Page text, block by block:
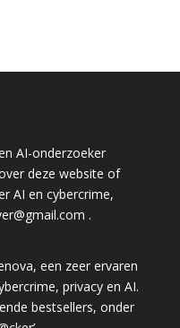
AI-onderzoeker
deze website of
AI en cybercrime,
.
een zeer ervaren
privacy en AI.
bestsellers, onder